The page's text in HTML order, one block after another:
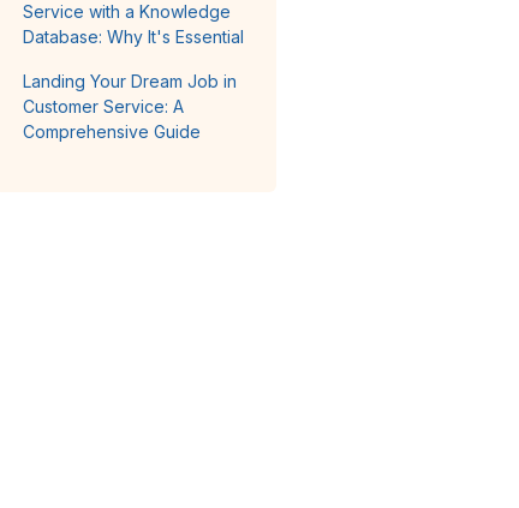
Service with a Knowledge
Database: Why It's Essential
Landing Your Dream Job in
Customer Service: A
Comprehensive Guide